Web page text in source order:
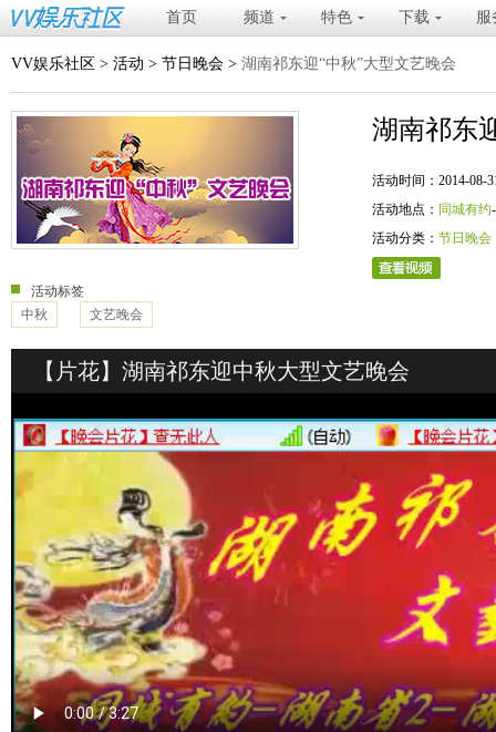
首页 频道 特色 下载 服
VV娱乐社区 > 活动 > 节日晚会 > 湖南祁东迎“中秋”大型文艺晚会
湖南祁东
活动时间：2014-08-
活动地点： 同城有约
活动分类： 节日晚会
活动标签
中秋
文艺晚会
【片花】湖南祁东迎中秋大型文艺晚会